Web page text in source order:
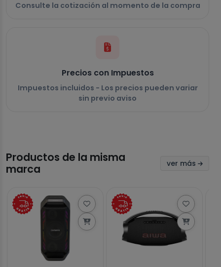
Consulte la cotización al momento de la compra
Precios con Impuestos
Impuestos incluidos - Los precios pueden variar
sin previo aviso
Productos de la misma
marca
ver más